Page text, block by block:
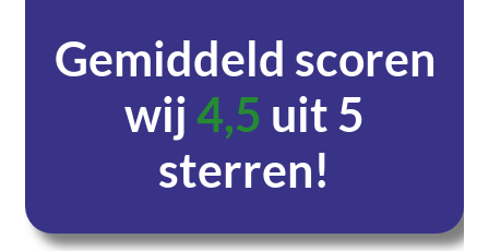
Gemiddeld scoren
wij4,5 uit 5
sterren!